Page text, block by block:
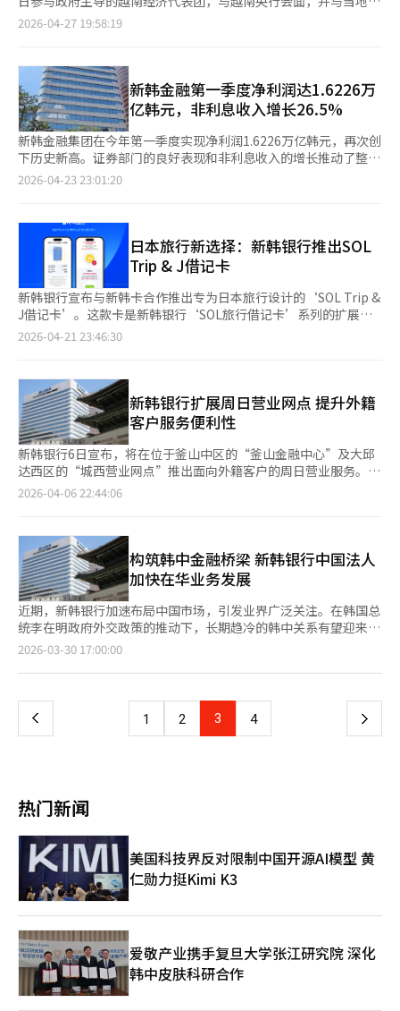
为“社会精英”的金融从业者。 国家数据处资料显示，金融与保
险行业中20至30岁从业者占比在过去五年下降了12个百分点。这
的不仅是就业问题，更是社会结构的变化：传统稳定、高薪的职业
路径正在消失，年轻人面临更高的不确定性。 银行业并未实施大
规模裁员，而是通过“自愿退休”机制实现人力收缩。近年来，多
家银行推出高额补偿方案，包括最高31个月基本工资及子女教育补
贴，部分总额接近10亿韩元。 更具标志性的是，退休年龄明显提
前，从过去的50岁以上，逐步下降至40岁左右。这意味着，原本
职业生命周期较长的银行岗位，正在被压缩。 这种“高补偿换离
场”的模式，本质上是一种温和的结构性裁员。企业通过经济激励
市场的不稳定。大量正值壮年的专业人才集体退场，若缺乏再就业
渠道，将对社会造成潜在压力。 数字化并非简单的工具升级，而
是一种权力结构的重塑。在传统银行体系中，员工掌握业务流程与
客户关系，而在数字平台时代，这些能力被系统化、标准化，并最
终由算法接管。银行的“核心资产”正在从人转向数据与技术。这
一转变，使得个体员工的重要性下降，而平台的控制力上升。 移
动金融带来的便利毋庸置疑，转账、贷款、投资等操作均可在数秒
着一个岗位的消失。这种技术红利与就业风险的并存，构成了数字
经济时代的典型矛盾。 因此，未来银行之间的竞争，不再取决于
网点数量或员工规模，而是取决于数字生态的构建能力，包括用户
数据、算法模型以及跨场景服务能力。 可以预见，银行业的数字
化转型仍将持续深化。人工智能、区块链及开放银行体系将进一步
降低对人力的依赖。 但与此同时，新的岗位也可能随之出现，例
如数据分析师、金融科技工程师以及数字风险管理专家。这意味
间取得平衡；对于企业而言，则需承担更多社会责任，完善再培训
机制，而对于个人，则必须适应终身学习的职业环境。 银行业的
变革，是数字经济重塑传统行业的一个缩影。从柜台到手机屏幕，
从人力到算法，这一转型既不可逆，也充满挑战。在效率与公平之
间，在增长与就业之间，如何找到新的平衡点，将决定这一轮金融
变革的最终走向。
士指出，在利率高位运行与实际收入增长乏力的双重压力下，借款
人偿债能力明显下降，多重债务人群体风险加速暴露，住房抵押贷
高，叠加服务业景气低迷，相关领域风险集中显现。部分服务行业
逾期率升至历史高位，反映出内需恢复乏力背景下企业经营承压。
与此同时，不良贷款（NPL）规模同步扩大。五大银行一季度末
NPL平均比率升至0.37%，较上季度上升0.04个百分点。其中，家
庭部门不良贷款增幅更为明显，个体经营者与低信用群体风险持续
累积。 分析认为，2023年至2024年加息效应正逐步向信贷端传
导。若未来利率进一步上行，不良贷款或将加速累积。为应对潜在
风险，银行业已普遍加强资产质量管理，并收紧风险控制。
要金融和工业机构签署合作协议。 此次活动旨在加强越南市场的
扩大其业务基础，目前在总资产、贷款和存款等主要指标上保持领
先。 新韩银行行长郑尚赫与越南央行副行长阮玉干会面，讨论了
支持韩国企业在越南扩展的金融支持及数字化和ESG领域的合作方
案。 与越南国有商业银行越南外贸股份商业银行
（Vietcombank）达成金融支持、零售合作、外汇交易及资本市
场领域的合作协议，计划通过此举支持韩国企业在越南的扩展，并
加强在当地金融市场的地位。 与越南信息通信技术公司FPT集团签
署协议，合作建立基于人工智能和大数据的数字金融生态系统。
协议，支持两国企业的市场进入，并为在韩越南工人和留学生提供
定制服务。 郑尚赫表示：“越南是新韩银行全球增长战略的重要
市场，我们将继续支持韩国企业的全球竞争力，并与当地社会共同
繁荣。” ※ 本报道经人工智能（AI）系统翻译与编辑。
2026-04-27 19:58:19
新韩金融第一季度净利润达1.6226万
亿韩元，非利息收入增长26.5%
新韩金融集团在今年第一季度实现净利润1.6226万亿韩元，再次创
下历史新高。证券部门的良好表现和非利息收入的增长推动了整体
业绩的提升。新韩金融23日宣布，今年第一季度净利润同比增长
3.0241万亿韩元，同比增长5.9%。关键指标净利息收益率
（NIM）上升3个基点至1.93%。非利息收入增长26.5%，达到
1.1882万亿韩元，所有非利息收入领域均实现均衡增长。此外，营
业外收入增加了669亿韩元。由于银行罚款和新起步基金等一次性
费用消失，较上季度增加了2765亿韩元。由于银行的资产出售规
模扩大，坏账准备金同比增加17.5%。不过，坏账费用率为
0.46%，仍在年初计划范围内。截至3月底，集团的BIS资本充足率
为15.72%，普通股资本（CET1）比率为13.19%，保持稳定。新
市场波动性导致证券相关收益下降，但稳定的利息收入支撑了营业
利润。新韩卡由于一季度的自愿退休费用，净利润同比下降
14.9%，为1154亿韩元。相反，新韩投资证券受益于股市活跃，
交易额增加，净利润增长167.4%，达到2884亿韩元。新韩人寿的
净利润为1031亿韩元，同比下降37.6%，主要由于保险金差扩大
和市场利率上升导致的金融收益减少。此外，新韩金融当天通过董
事会宣布了新的企业价值提升计划“新韩价值提升2.0”。该计划
基于适当的CET1比率管理，引入了与盈利性指标ROE和增长率挂
年将推动免税分红和每股股息（DPS）年增长10%以上，剩余资金
将用于回购和注销自家股票，以提高股东回报政策的一致性和灵活
性。第一季度每股股息确定为740韩元，并计划在7月前完成总计
7000亿韩元的自家股票回购。※ 本报道经人工智能（AI）系统翻
译与编辑。
2026-04-23 23:01:20
日本旅行新选择：新韩银行推出SOL
Trip & J借记卡
新韩银行宣布与新韩卡合作推出专为日本旅行设计的‘SOL Trip &
J借记卡’。这款卡是新韩银行‘SOL旅行借记卡’系列的扩展产
品，首次采用JCB品牌，提升了在日本的使用便利性，并加强了针
岛和夏威夷的ABC商店可享受5%折扣。通过JCB品牌
的‘JSO’优惠，持卡人还可享受当地合作商户折扣、机场JCB休
息室免费使用和星野度假村折扣等服务，无需年费。为纪念新卡推
出，新韩银行从即日起至5月29日举行活动。活动期间，前2000名
新办卡并报名参加活动的客户将获得5000点MyShinhan积分。此
外，活动期间每笔消费满1万韩元的客户中将抽取1000人，赠送1
万韩元的Olive Young礼品卡。新韩银行表示，“SOL Trip & J借
记卡旨在满足日益增长的日本旅行需求，提升客户便利性和实际优
款服务。”※ 本报道经人工智能（AI）系统翻译与编辑。
2026-04-21 23:46:30
新韩银行扩展周日营业网点 提升外籍
客户服务便利性
新韩银行6日宣布，将在位于釜山中区的“釜山金融中心”及大邱
达西区的“城西营业网点”推出面向外籍客户的周日营业服务。至
此，该行提供周日营业服务的外籍客户专属网点将增至4家。 据介
韩银行表示，釜山和大邱两地外籍常住人口及流动人口规模较大，
但金融服务覆盖相对不足，此次新增网点正是基于上述需求作出的
部署。周日营业网点可提供海外汇款、账户开立、借记卡申请等多
项常规业务，营业时间为每周日10时至15时。 与此同时，新韩银
行还对去年9月推出的外籍务工人员专属信用贷款产品“SOL全球
贷款”进行升级优化，将最高贷款额度由2000万韩元（约合人民
币9.1万元）大幅提升至5000万韩元，并新增优惠利率项目，以更
好满足外籍客户的多元化资金需求。此外，该行还在安山外籍客户
重点网点设立专属服务区，为高净值外籍客户提供定制化金融咨询
籍客户金融服务的便利性，未来将持续完善相关服务渠道，让外籍
客户享受更加便捷、贴心的金融服务体验。
2026-04-06 22:44:06
构筑韩中金融桥梁 新韩银行中国法人
加快在华业务发展
近期，新韩银行加速布局中国市场，引发业界广泛关注。在韩国总
统李在明政府外交政策的推动下，长期趋冷的韩中关系有望迎来转
机。业内普遍预计，多重利好因素叠加之下，新韩银行在华业务将
构，新韩银行中国法人已展现出强劲的成长势头。 新韩银行于
将业务版图拓展至上海、青岛、北京等地。2008年4月，该行在北
京市朝阳区设立新韩银行（中国）有限公司，正式取得外资银行经
民币276亿元），远高于美国（2.7万亿韩元）、加拿大（1.1万亿
韩元）及欧洲（1万亿韩元）等地区的海外法人。业内人士指出，
资产规模越大，可调配资源越充裕，也为后续业绩增长奠定了坚实
基础。 经营业绩同样亮眼。去年，新韩银行中国法人净利润约达
182亿韩元，较2024年的13.1亿韩元大幅跃升，在10家海外法人中
增速排名第一。而就在2024年，该法人净利润在集团内还仅排名
第九，此番可谓实现了跨越式提升。 在经营策略上，新韩银行中
国法人自成立以来持续深耕本地化。2009年取得零售业务牌照
后，该行在企业人民币业务基础上进一步拓展个人人民币业务，并
相继推出网上银行、手机银行，引入微信支付功能，同时通过发行
本地金融债券拓宽融资渠道。近年来，该行持续丰富非面对面金融
服务，上线微信小程序定期存款、余额证明开具及真伪验证等功
能，不断提升服务便利性。2023年，新韩银行通过微信小程序开
2026-03-30 17:00:00
上
页
1 2 3 4 下
热门新闻
美国科技界反对限制中国开源AI模型 黄
仁勋力挺Kimi K3
爱敬产业携手复旦大学张江研究院 深化
韩中皮肤科研合作